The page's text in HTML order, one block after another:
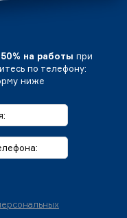
на работы при
по телефону:
ниже